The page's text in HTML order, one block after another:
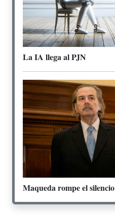
La IA llega al PJN
Maqueda rompe el silencio